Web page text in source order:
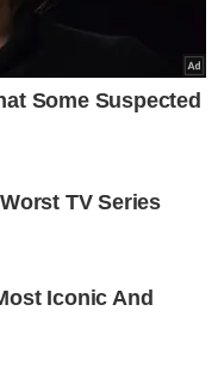
ligadas à
de alimentos
reage a diferentes
essas informações
mais
a hábitos saudáveis.
como nosso
fazer
A genética